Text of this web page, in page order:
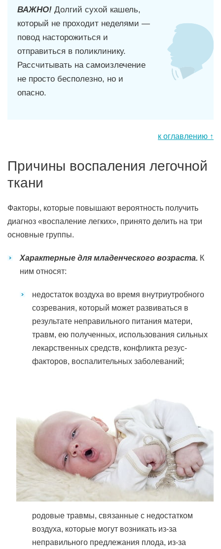
ВАЖНО! Долгий сухой кашель,
который не проходит неделями —
повод насторожиться и
отправиться в поликлинику.
Рассчитывать на самоизлечение
не просто бесполезно, но и
опасно.
к оглавлению ↑
Причины воспаления легочной
ткани
Факторы, которые повышают вероятность получить
диагноз «воспаление легких», принято делить на три
основные группы.
Характерные для младенческого возраста. К
ним относят:
недостаток воздуха во время внутриутробного
созревания, который может развиваться в
результате неправильного питания матери,
травм, ею полученных, использования сильных
лекарственных средств, конфликта резус-
факторов, воспалительных заболеваний;
родовые травмы, связанные с недостатком
воздуха, которые могут возникать из-за
неправильного предлежания плода, из-за